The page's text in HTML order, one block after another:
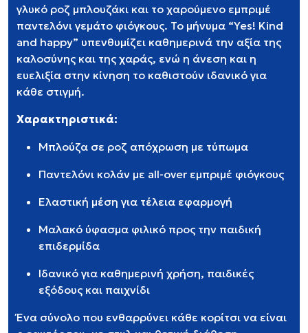
γλυκό ροζ μπλουζάκι και το χαρούμενο εμπριμέ
παντελόνι γεμάτο φιόγκους. Το μήνυμα “Yes! Kind
and happy” υπενθυμίζει καθημερινά την αξία της
καλοσύνης και της χαράς, ενώ η άνεση και η
ευελιξία στην κίνηση το καθιστούν ιδανικό για
κάθε στιγμή.
Χαρακτηριστικά:
Μπλούζα σε ροζ απόχρωση με τύπωμα
Παντελόνι κολάν με all-over εμπριμέ φιόγκους
Ελαστική μέση για τέλεια εφαρμογή
Μαλακό ύφασμα φιλικό προς την παιδική
επιδερμίδα
Ιδανικό για καθημερινή χρήση, παιδικές
εξόδους και παιχνίδι
Ένα σύνολο που ενθαρρύνει κάθε κορίτσι να είναι